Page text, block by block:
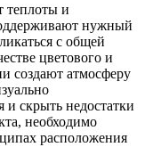
теплоты и
нужный
с общей
цветового и
создают атмосферу
и скрыть недостатки
необходимо
расположения